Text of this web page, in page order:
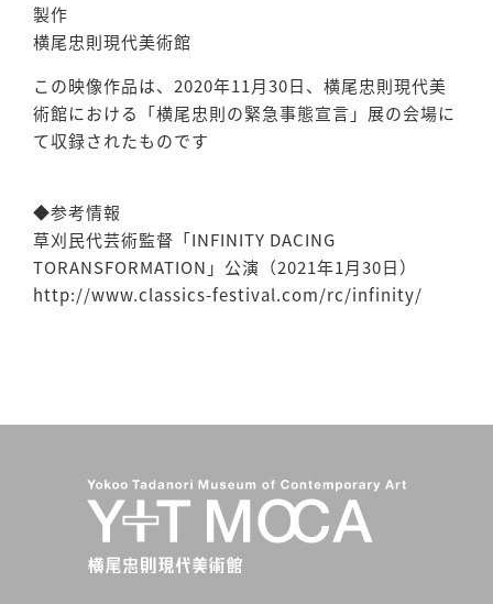
製作
横尾忠則現代美術館
この映像作品は、2020年11月30日、横尾忠則現代美
術館における「横尾忠則の緊急事態宣言」展の会場に
て収録されたものです
◆参考情報
草刈民代芸術監督「INFINITY DACING
TORANSFORMATION」公演（2021年1月30日）
http://www.classics-festival.com/rc/infinity/